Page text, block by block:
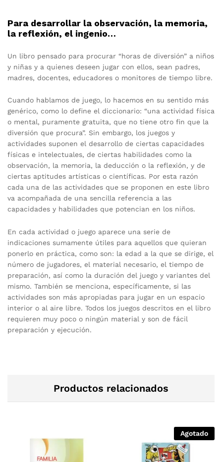
Para desarrollar la observación, la memoria,
la reflexión, el ingenio…
Un libro pensado para procurar “horas de diversión” a niños
y niñas y a quienes deseen jugar con ellos, sean padres,
madres, docentes, educadores o monitores de tiempo libre.
Cuando hablamos de juego, lo hacemos en su sentido más
genérico, como lo define el diccionario: “una actividad física
o mental, puramente gratuita, que no tiene otro fin que la
diversión que procura”. Sin embargo, los juegos y
actividades suponen el desarrollo de ciertas capacidades
físicas e intelectuales, de ciertas habilidades como la
observación, la memoria, la deducción o la reflexión, y de
ciertas aptitudes artísticas o científicas. Por esta razón
cada una de las actividades que se proponen en este libro
va acompañada de una sencilla referencia a las
capacidades y habilidades que potencian en los niños.
En cada actividad o juego aparece una serie de
indicaciones sumamente útiles para aquellos que quieran
ponerlo en práctica, como son: la edad a la que se dirige, el
número de jugadores, el material necesario, el tiempo de
preparación, así como la duración del juego y variantes del
mismo. También se menciona, específicamente, si las
actividades son más apropiadas para jugar en un espacio
interior o al aire libre. Todos los juegos descritos en el libro
requieren muy poco o ningún material y son de fácil
preparación y ejecución.
Productos relacionados
Agotado